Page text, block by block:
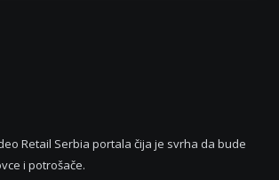
Retail Serbia portala čija je svrha da bude
i potrošače.